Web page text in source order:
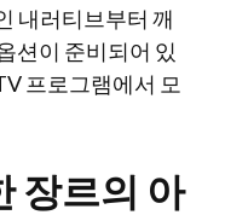
내러티브부터 깨
션이 준비되어 있
프로그램에서 모
장르의 아